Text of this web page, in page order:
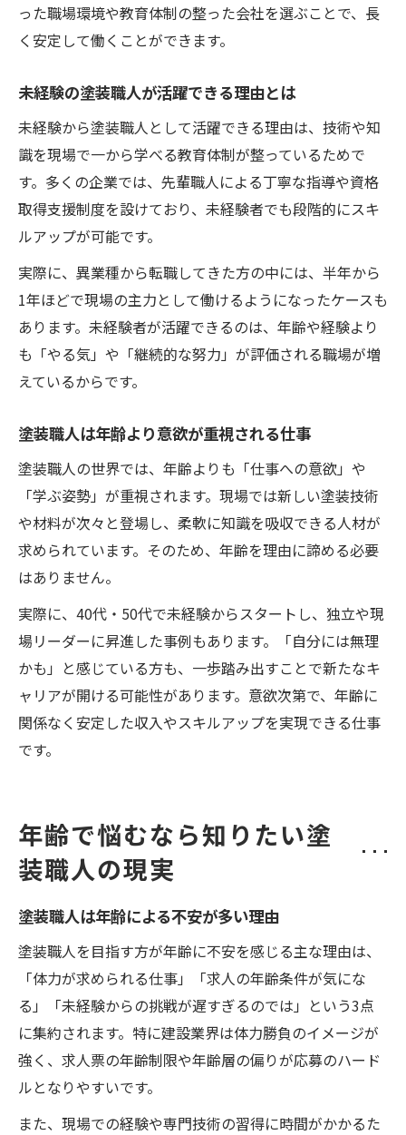
った職場環境や教育体制の整った会社を選ぶことで、長
く安定して働くことができます。
未経験の塗装職人が活躍できる理由とは
未経験から塗装職人として活躍できる理由は、技術や知
識を現場で一から学べる教育体制が整っているためで
す。多くの企業では、先輩職人による丁寧な指導や資格
取得支援制度を設けており、未経験者でも段階的にスキ
ルアップが可能です。
実際に、異業種から転職してきた方の中には、半年から
1年ほどで現場の主力として働けるようになったケースも
あります。未経験者が活躍できるのは、年齢や経験より
も「やる気」や「継続的な努力」が評価される職場が増
えているからです。
塗装職人は年齢より意欲が重視される仕事
塗装職人の世界では、年齢よりも「仕事への意欲」や
「学ぶ姿勢」が重視されます。現場では新しい塗装技術
や材料が次々と登場し、柔軟に知識を吸収できる人材が
求められています。そのため、年齢を理由に諦める必要
はありません。
実際に、40代・50代で未経験からスタートし、独立や現
場リーダーに昇進した事例もあります。「自分には無理
かも」と感じている方も、一歩踏み出すことで新たなキ
ャリアが開ける可能性があります。意欲次第で、年齢に
関係なく安定した収入やスキルアップを実現できる仕事
です。
年齢で悩むなら知りたい塗
装職人の現実
塗装職人は年齢による不安が多い理由
塗装職人を目指す方が年齢に不安を感じる主な理由は、
「体力が求められる仕事」「求人の年齢条件が気にな
る」「未経験からの挑戦が遅すぎるのでは」という3点
に集約されます。特に建設業界は体力勝負のイメージが
強く、求人票の年齢制限や年齢層の偏りが応募のハード
ルとなりやすいです。
また、現場での経験や専門技術の習得に時間がかかるた